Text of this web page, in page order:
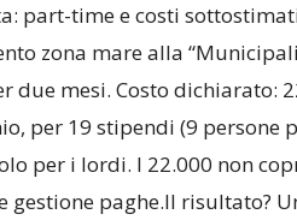
part-time e costi
zona mare alla
due mesi. Costo dichiarato:
per 19 stipendi (9 persone
per i lordi. I 22.000 non
gestione paghe.Il risultato?